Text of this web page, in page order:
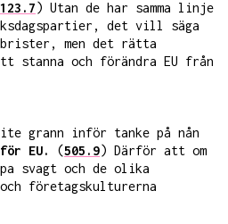
123.7) Utan de har samma linje
det vill säga
men det rätta
stanna och förändra EU från
grann inför tanke på nån
för EU. (505.9) Därför att om
svagt och de olika
och företagskulturerna